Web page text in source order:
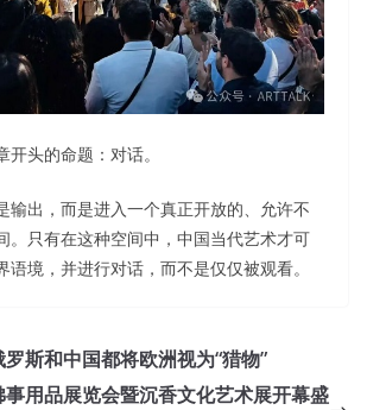
头的命题：对话。
输出，而是进入一个真正开放的、允许不
。只有在这种空间中，中国当代艺术才可
语境，并进行对话，而不是仅仅被观看。
斯和中国都将欧洲视为“猎物”
用品展览会暨沉香文化艺术展开幕盛